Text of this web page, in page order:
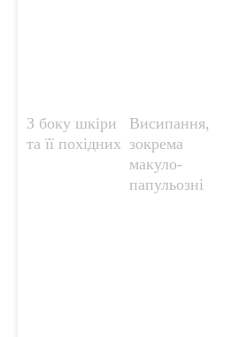
З боку шкіри
та її похідних
Висипання,
зокрема
макуло-
папульозні